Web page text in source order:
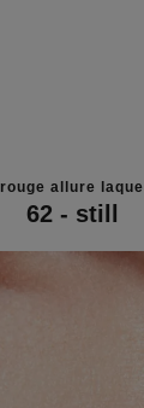
rouge allure laque
62 - still